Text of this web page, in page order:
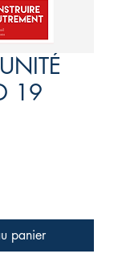
19
panier